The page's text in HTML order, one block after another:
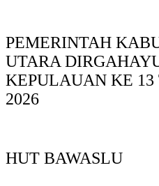
PEMERINTAH
UTARA
KEPULAUAN KE 13
2026
HUT BAWASLU